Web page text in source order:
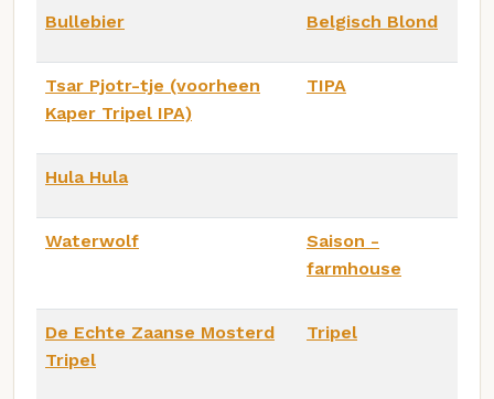
Bullebier Belgisch Blond
Tsar Pjotr-tje (voorheen
Kaper Tripel IPA)
TIPA
Hula Hula
Waterwolf
Saison -
farmhouse
De Echte Zaanse Mosterd
Tripel
Tripel